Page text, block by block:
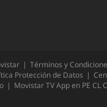
Términos y
Protección de Datos
Movistar TV App en PE CL